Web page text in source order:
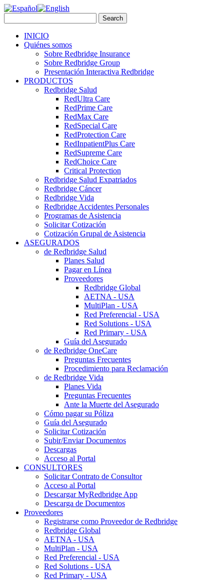
INICIO
Quiénes somos
Sobre Redbridge Insurance
Sobre Redbridge Group
Presentación Interactiva Redbridge
PRODUCTOS
Redbridge Salud
RedUltra Care
RedPrime Care
RedMax Care
RedSpecial Care
RedProtection Care
RedInpatientPlus Care
RedSupreme Care
RedChoice Care
Critical Protection
Redbridge Salud Expatriados
Redbridge Cáncer
Redbridge Vida
Redbridge Accidentes Personales
Programas de Asistencia
Solicitar Cotización
Cotización Grupal de Asistencia
ASEGURADOS
de Redbridge Salud
Planes Salud
Pagar en Línea
Proveedores
Redbridge Global
AETNA - USA
MultiPlan - USA
Red Preferencial - USA
Red Solutions - USA
Red Primary - USA
Guía del Asegurado
de Redbridge OneCare
Preguntas Frecuentes
Procedimiento para Reclamación
de Redbridge Vida
Planes Vida
Preguntas Frecuentes
Ante la Muerte del Asegurado
Cómo pagar su Póliza
Guía del Asegurado
Solicitar Cotización
Subir/Enviar Documentos
Descargas
Acceso al Portal
CONSULTORES
Solicitar Contrato de Consultor
Acceso al Portal
Descargar MyRedbridge App
Descarga de Documentos
Proveedores
Registrarse como Proveedor de Redbridge
Redbridge Global
AETNA - USA
MultiPlan - USA
Red Preferencial - USA
Red Solutions - USA
Red Primary - USA